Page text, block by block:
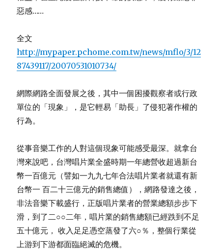
惡感……
全文
http://mypaper.pchome.com.tw/news/mflo/3/12
87439117/20070531010734/
網際網路全面發展之後，其中一個困擾觀察者或行政
單位的「現象」，是它輕易「助長」了侵犯著作權的
行為。
從事音樂工作的人對這個現象可能感受最深。就拿台
灣來說吧，台灣唱片業全盛時期一年總營收超過新台
幣一百億元（譬如一九九七年合法唱片業者就還有新
台幣一 百二十三億元的銷售總值），網路發達之後，
非法音樂下載盛行，正版唱片業者的營業總額步步下
滑，到了二○○二年，唱片業的銷售總額已經跌到不足
五十億元， 收入足足憑空蒸發了六○％，整個行業從
上游到下游都面臨絕滅的危機。